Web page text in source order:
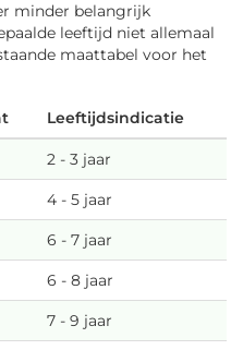
minder belangrijk
leeftijd niet allemaal
maattabel voor het
Leeftijdsindicatie
2 - 3 jaar
4 - 5 jaar
6 - 7 jaar
6 - 8 jaar
7 - 9 jaar